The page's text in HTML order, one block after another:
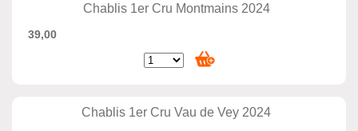
Chablis 1er Cru Montmains 2024
39,00
Chablis 1er Cru Vau de Vey 2024